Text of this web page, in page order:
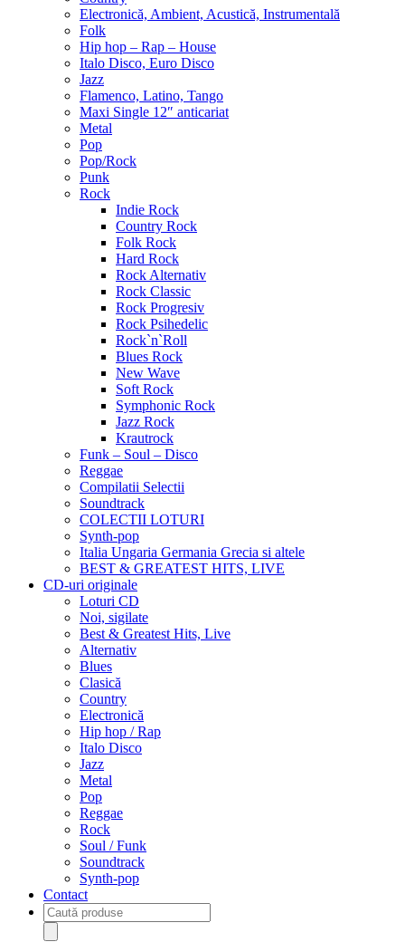
Electronică, Ambient, Acustică, Instrumentală
Folk
Hip hop – Rap – House
Italo Disco, Euro Disco
Jazz
Flamenco, Latino, Tango
Maxi Single 12″ anticariat
Metal
Pop
Pop/Rock
Punk
Rock
Indie Rock
Country Rock
Folk Rock
Hard Rock
Rock Alternativ
Rock Classic
Rock Progresiv
Rock Psihedelic
Rock`n`Roll
Blues Rock
New Wave
Soft Rock
Symphonic Rock
Jazz Rock
Krautrock
Funk – Soul – Disco
Reggae
Compilatii Selectii
Soundtrack
COLECTII LOTURI
Synth-pop
Italia Ungaria Germania Grecia si altele
BEST & GREATEST HITS, LIVE
CD-uri originale
Loturi CD
Noi, sigilate
Best & Greatest Hits, Live
Alternativ
Blues
Clasică
Country
Electronică
Hip hop / Rap
Italo Disco
Jazz
Metal
Pop
Reggae
Rock
Soul / Funk
Soundtrack
Synth-pop
Contact
Products
search